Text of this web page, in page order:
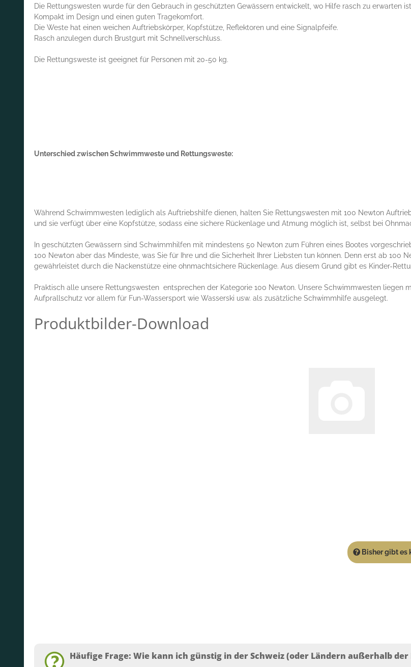
Die Rettungswesten wurde für den Gebrauch in geschützten Gewässern entwickelt, wo Hilfe rasch zu erwarten
Kompakt im Design und einen guten Tragekomfort.
Die Weste hat einen weichen Auftriebskörper, Kopfstütze, Reflektoren und eine Signalpfeife.
Rasch anzulegen durch Brustgurt mit Schnellverschluss.
Die Rettungsweste ist geeignet für Personen mit 20-50 kg.
Unterschied zwischen Schwimmweste und Rettungsweste:
Während Schwimmwesten lediglich als Auftriebshilfe dienen, halten Sie Rettungswesten mit 100 Newton
und sie verfügt über eine Kopfstütze, sodass eine sichere Rückenlage und Atmung möglich ist, selbst bei
In geschützten Gewässern sind Schwimmhilfen mit mindestens 50 Newton zum Führen eines Bootes
100 Newton aber das Mindeste, was Sie für Ihre und die Sicherheit Ihrer Liebsten tun können. Denn erst ab 100
gewährleistet durch die Nackenstütze eine ohnmachtsichere Rückenlage. Aus diesem Grund gibt es Kinder-
Praktisch alle unsere Rettungswesten entsprechen der Kategorie 100 Newton. Unsere Schwimmwesten liegen
Aufprallschutz vor allem für Fun-Wassersport wie Wasserski usw. als zusätzliche Schwimmhilfe ausgelegt.
Produktbilder-Download
Bisher gibt es
Häufige Frage: Wie kann ich günstig in der Schweiz (oder Ländern außerhalb